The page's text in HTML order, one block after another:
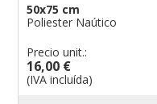
50x75 cm
Poliester Naútico
Precio unit.:
16,00 €
(IVA incluída)